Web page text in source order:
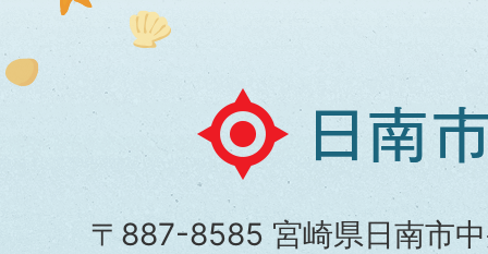
日
南
市
〒887-8585 宮崎県日南市